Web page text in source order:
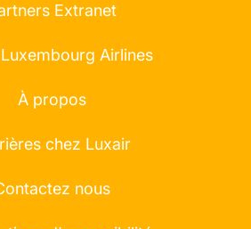
Extranet
Airlines
À propos
chez Luxair
nous